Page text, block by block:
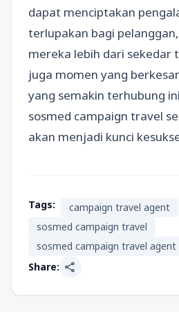
dapat menciptakan
terlupakan bagi
mereka lebih dari sekedar
juga momen yang
yang semakin terhubung
sosmed campaign travel
akan menjadi kunci
Tags:
campaign travel agent
sosmed campaign travel
sosmed campaign travel agent
Share: share